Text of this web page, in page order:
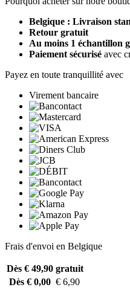
Belgique : Livraison
Retour gratuit
Au moins 1 échantillon
Paiement sécurisé avec
Payez en toute tranquillité avec
Virement bancaire
Frais d'envoi en Belgique
Dès € 49,90 gratuit
Dès € 0,00 € 6,90